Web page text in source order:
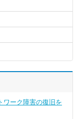
ワーク障害の復旧を